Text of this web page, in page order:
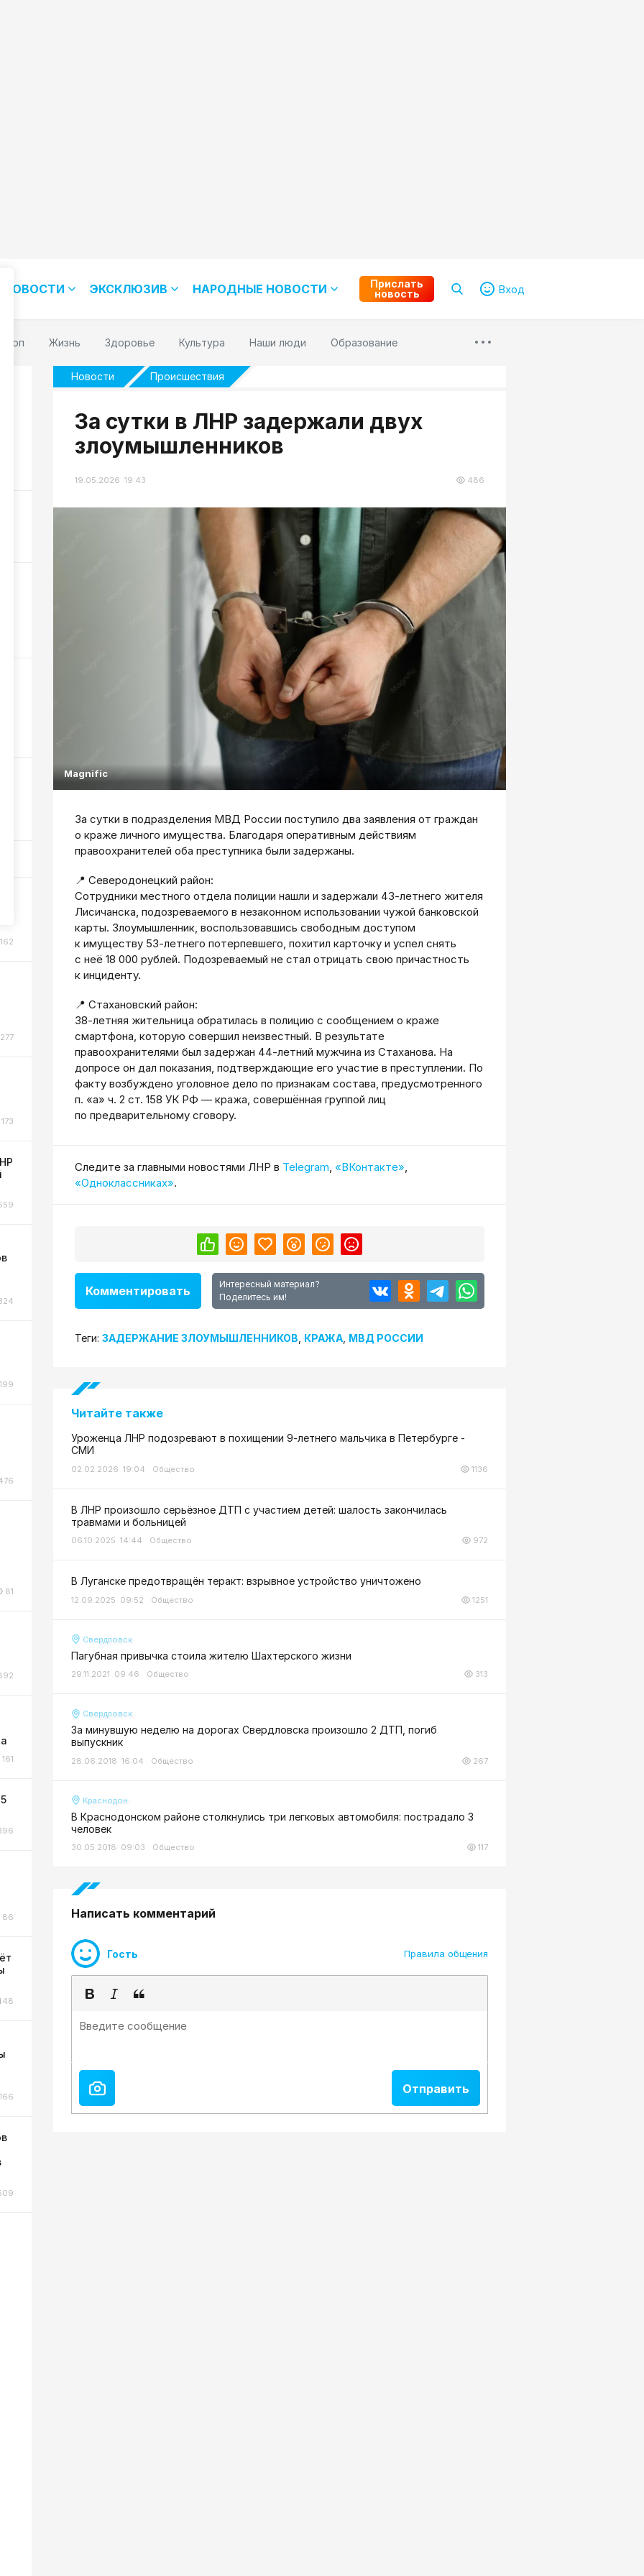
НОВОСТИ ЭКСКЛЮЗИВ НАРОДНЫЕ НОВОСТИ
Прислать
новость
Вход
Жизнь Здоровье Культура Наши люди Образование
162
277
173
199
81
161
86
166
Новости Происшествия
За сутки в ЛНР задержали двух
злоумышленников
19.05.2026 19:43 486
Magnific
За сутки в подразделения МВД России поступило два заявления от граждан
о краже личного имущества. Благодаря оперативным действиям
правоохранителей оба преступника были задержаны.
📍 Северодонецкий район:
Сотрудники местного отдела полиции нашли и задержали 43-летнего жителя
Лисичанска, подозреваемого в незаконном использовании чужой банковской
карты. Злоумышленник, воспользовавшись свободным доступом
к имуществу 53-летнего потерпевшего, похитил карточку и успел снять
с неё 18 000 рублей. Подозреваемый не стал отрицать свою причастность
к инциденту.
📍 Стахановский район:
38-летняя жительница обратилась в полицию с сообщением о краже
смартфона, которую совершил неизвестный. В результате
правоохранителями был задержан 44-летний мужчина из Стаханова. На
допросе он дал показания, подтверждающие его участие в преступлении. По
факту возбуждено уголовное дело по признакам состава, предусмотренного
п. «а» ч. 2 ст. 158 УК РФ — кража, совершённая группой лиц
по предварительному сговору.
Cледите за главными новостями ЛНР в Telegram «ВКонтакте»
«Одноклассниках».
Комментировать
Интересный материал?
Поделитесь им!
Теги: ЗАДЕРЖАНИЕ ЗЛОУМЫШЛЕННИКОВ КРАЖА МВД РОССИИ
Читайте также
Уроженца ЛНР подозревают в похищении 9-летнего мальчика в Петербурге -
СМИ
02.02.2026 19:04 Общество 1136
В ЛНР произошло серьёзное ДТП с участием детей: шалость закончилась
травмами и больницей
06.10.2025 14:44 Общество 972
В Луганске предотвращён теракт: взрывное устройство уничтожено
12.09.2025 09:52 Общество 1251
Свердловск
Пагубная привычка стоила жителю Шахтерского жизни
29.11.2021 09:46 Общество 313
Свердловск
За минувшую неделю на дорогах Свердловска произошло 2 ДТП, погиб
выпускник
28.06.2018 16:04 Общество 267
Краснодон
В Краснодонском районе столкнулись три легковых автомобиля: пострадало 3
человек
30.05.2018 09:03 Общество 117
Написать комментарий
Гость Правила общения